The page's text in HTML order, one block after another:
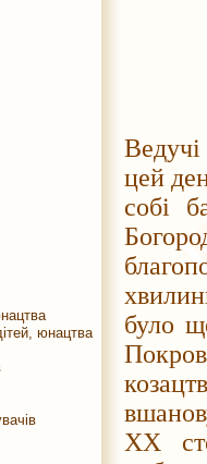
юнацтва
цей
собі
було
ХХ